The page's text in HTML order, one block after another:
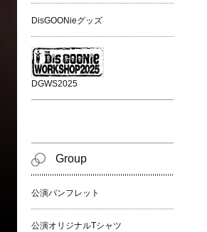
DisGOONieグッズ
DGWS2025
Group
公演パンフレット
公演オリジナルTシャツ